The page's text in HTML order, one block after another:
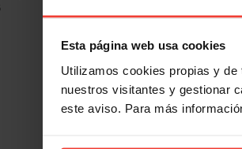
Esta página web usa cookies
Utilizamos cookies propias y
nuestros visitantes y gestionar
este aviso. Para más
9 JULIO, 2026